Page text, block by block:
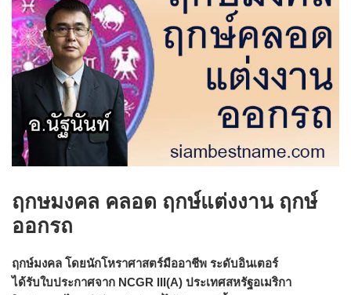
ฤกษมงคล คลอด ฤกษ์แต่งงาน ฤกษ์
ออกรถ
ฤกษ์มงคล โดยนักโหราศาสตร์มืออาชีพ ระดับอินเตอร์
ได้รับใบประกาศจาก NCGR III(A) ประเทศสหรัฐอเมริกา